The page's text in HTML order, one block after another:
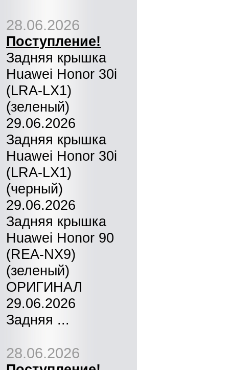
28.06.2026
Поступление!
Задняя крышка
Huawei Honor 30i
(LRA-LX1)
(зеленый)
29.06.2026
Задняя крышка
Huawei Honor 30i
(LRA-LX1)
(черный)
29.06.2026
Задняя крышка
Huawei Honor 90
(REA-NX9)
(зеленый)
ОРИГИНАЛ
29.06.2026
Задняя ...
28.06.2026